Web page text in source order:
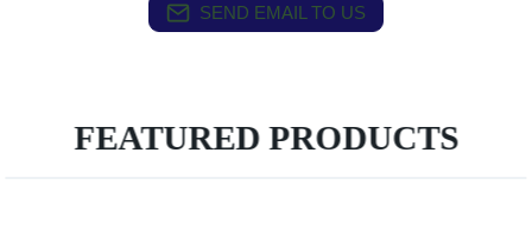
SEND EMAIL TO US
FEATURED PRODUCTS